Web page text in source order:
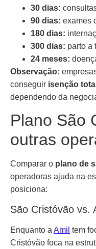
30 dias:
90 dias: exames
180 dias:
300 dias: parto a
24 meses:
Observação:
conseguir isenção
dependendo da
Plano São
outras
Comparar o plano de
operadoras ajuda na
posiciona:
São Cristóvão vs.
Enquanto a Amil tem
Cristóvão foca na